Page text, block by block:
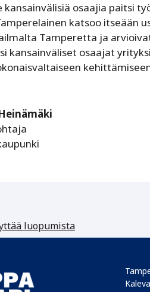
kansainvälisiä osaajia paitsi
katsoo itseään
Tamperetta ja
kansainväliset osaajat
luopumista